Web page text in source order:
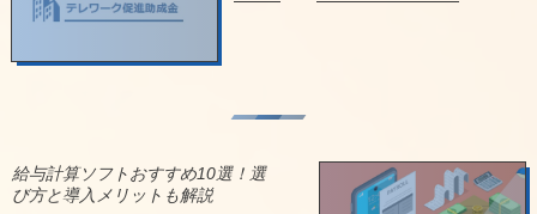
給与計算ソフトおすすめ10選！選
び方と導入メリットも解説